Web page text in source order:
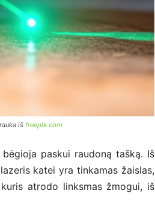
iš freepik.com
paskui raudoną tašką. Iš
katei yra tinkamas žaislas,
atrodo linksmas žmogui, iš